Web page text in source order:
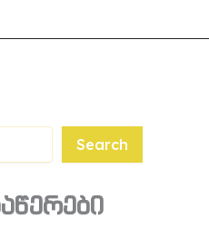
Search